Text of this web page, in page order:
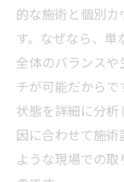
的な施術と個別
す。なぜなら、
全体のバランス
チが可能だから
状態を詳細に分
因に合わせて施
ような現場での